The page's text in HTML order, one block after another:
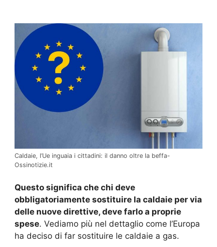
Caldaie, l’Ue inguaia i cittadini: il danno oltre la beffa-
Ossinotizie.it
Questo significa che chi deve
obbligatoriamente sostituire la caldaie per via
delle nuove direttive, deve farlo a proprie
spese. Vediamo più nel dettaglio come l’Europa
ha deciso di far sostituire le caldaie a gas.